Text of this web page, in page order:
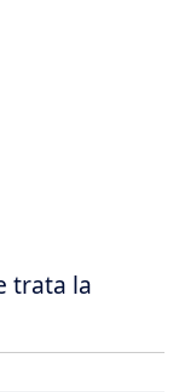
trata la